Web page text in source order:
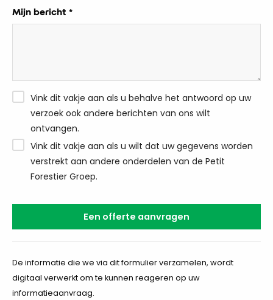
Mijn bericht *
Vink dit vakje aan als u behalve het antwoord op uw
verzoek ook andere berichten van ons wilt
ontvangen.
Vink dit vakje aan als u wilt dat uw gegevens worden
verstrekt aan andere onderdelen van de Petit
Forestier Groep.
De informatie die we via dit formulier verzamelen, wordt
digitaal verwerkt om te kunnen reageren op uw
informatieaanvraag.